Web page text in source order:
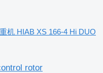
机 HIAB XS 166-4 Hi DUO
rotor